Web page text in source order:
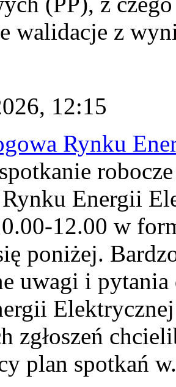
walidacje z
12:15
Rynku
Energii
12.00 w
poniżej.
uwagi i
zgłoszeń
plan spotkań